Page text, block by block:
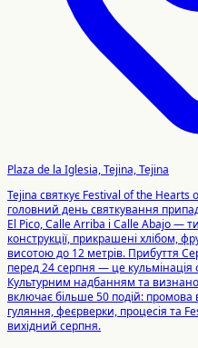
Plaza de la Iglesia, Tejina, Tejina
Tejina святкує Festival of the
головний день святкування
El Pico, Calle Arriba і Calle Abajo —
конструкції, прикрашені хлібом,
висотою до 12 метрів. Прибуття
перед 24 серпня — це
Культурним надбанням та
включає більше 50 подій: промова
гуляння, феєрверки, процесія та
вихідний серпня.